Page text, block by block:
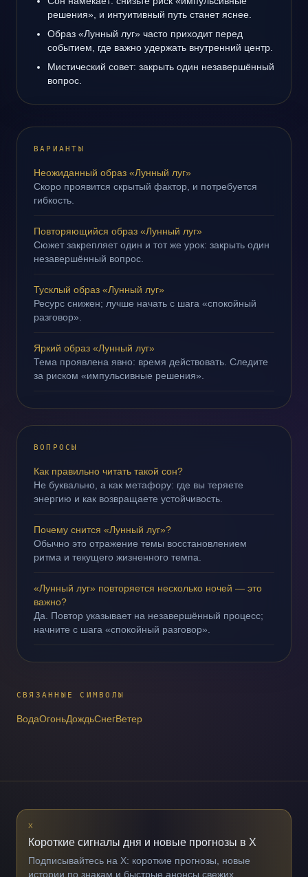
решения», и интуитивный путь станет яснее.
Образ «Лунный луг» часто приходит перед
событием, где важно удержать внутренний центр.
Мистический совет: закрыть один незавершённый
вопрос.
ВАРИАНТЫ
Неожиданный образ «Лунный луг»
Скоро проявится скрытый фактор, и потребуется
гибкость.
Повторяющийся образ «Лунный луг»
Сюжет закрепляет один и тот же урок: закрыть один
незавершённый вопрос.
Тусклый образ «Лунный луг»
Ресурс снижен; лучше начать с шага «спокойный
разговор».
Яркий образ «Лунный луг»
Тема проявлена явно: время действовать. Следите
за риском «импульсивные решения».
ВОПРОСЫ
Как правильно читать такой сон?
Не буквально, а как метафору: где вы теряете
энергию и как возвращаете устойчивость.
Почему снится «Лунный луг»?
Обычно это отражение темы восстановлением
ритма и текущего жизненного темпа.
«Лунный луг» повторяется несколько ночей — это
важно?
Да. Повтор указывает на незавершённый процесс;
начните с шага «спокойный разговор».
СВЯЗАННЫЕ СИМВОЛЫ
ВодаОгоньДождьСнегВетер
X
Короткие сигналы дня и новые прогнозы в X
Подписывайтесь на X: короткие прогнозы, новые
истории по знакам и быстрые анонсы свежих